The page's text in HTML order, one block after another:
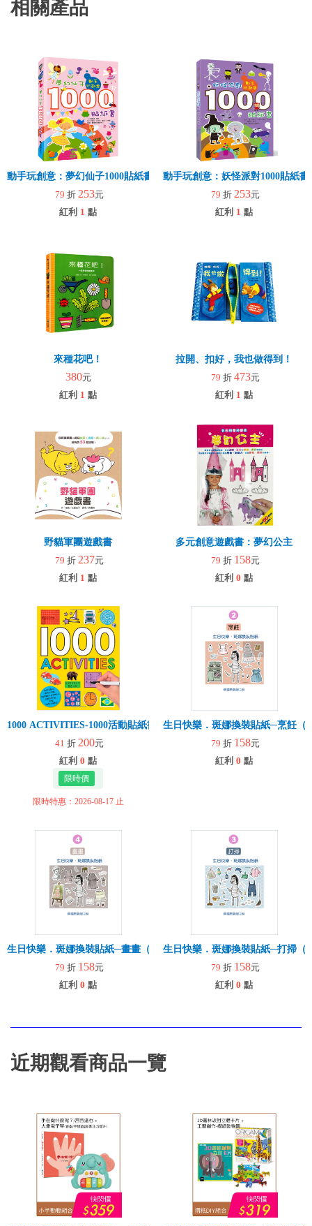
相關產品
動手玩創意：夢幻仙子1000貼紙書
79 折 253元
紅利 1 點
動手玩創意：妖怪派對1000貼紙書
79 折 253元
紅利 1 點
來種花吧！
380元
紅利 1 點
拉開、扣好，我也做得到！
79 折 473元
紅利 1 點
野貓軍團遊戲書
79 折 237元
紅利 1 點
多元創意遊戲書：夢幻公主
79 折 158元
紅利 0 點
1000 ACTIVITIES-1000活動貼紙書（含中英對照本）
41 折 200元
紅利 0 點
限時特惠：2026-08-17 止
生日快樂．斑娜換裝貼紙─烹飪（
79 折 158元
紅利 0 點
生日快樂．斑娜換裝貼紙─畫畫（韓國原裝進口版）ㄧ款
79 折 158元
紅利 0 點
生日快樂．斑娜換裝貼紙─打掃（
79 折 158元
紅利 0 點
近期觀看商品一覽